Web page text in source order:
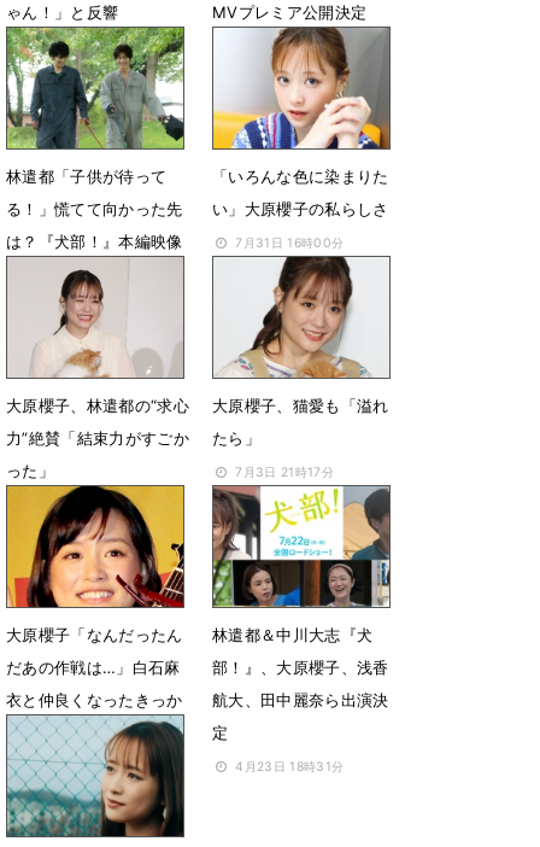
ゃん！」と反響
11月21日 09時39分
MVプレミア公開決定
11月3日 18時01分
林遣都「子供が待って
る！」慌てて向かった先
は？『犬部！』本編映像
８分公開
8月14日 06時02分
「いろんな色に染まりた
い」大原櫻子の私らしさ
7月31日 16時00分
大原櫻子、林遣都の“求心
力”絶賛「結束力がすごか
った」
7月22日 17時12分
大原櫻子、猫愛も「溢れ
たら」
7月3日 21時17分
大原櫻子「なんだったん
だあの作戦は…」白石麻
衣と仲良くなったきっか
け
6月3日 21時48分
林遣都＆中川大志『犬
部！』、大原櫻子、浅香
航大、田中麗奈ら出演決
定
4月23日 18時31分